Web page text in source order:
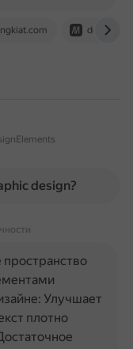
design?
Улучшает
плотно